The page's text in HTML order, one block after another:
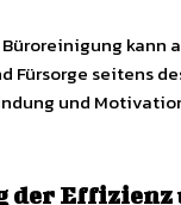
kann
Fürsorge seitens
und
der Effizienz